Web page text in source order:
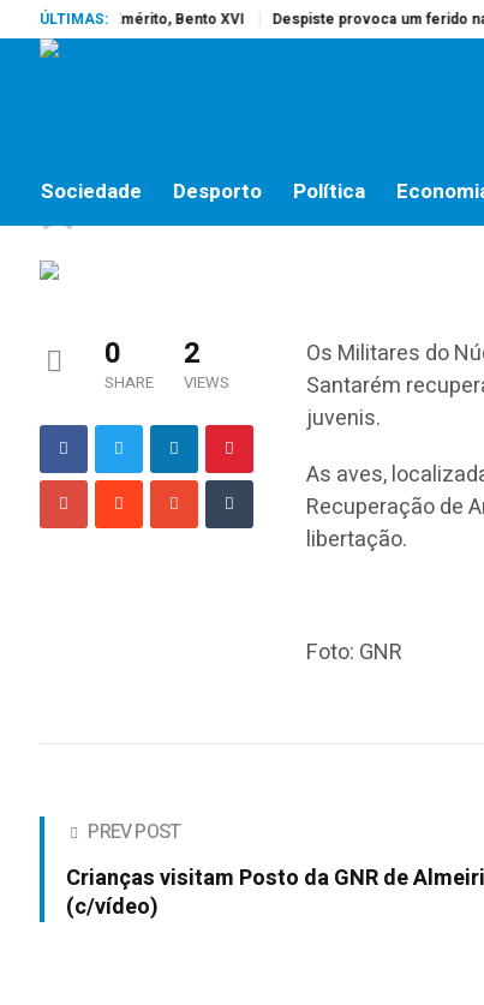
ÚLTIMAS:
o Papa Emérito, Bento XVI Despiste provoca um ferido na
Sociedade Desporto Política
0
SHARE
2
VIEWS
Os Militares do
Santarém
juvenis.
As aves,
Recuperação de
libertação.
Foto: GNR
PREV POST
Crianças visitam Posto da GNR de
(c/vídeo)